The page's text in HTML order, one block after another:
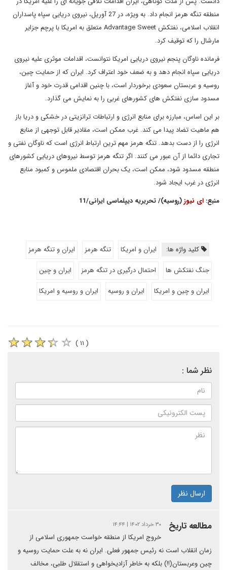
منطقه تنگه هرمز انجام داد. به ویژه، در 27 آوریل، نیروی دریایی سپاه پاسداران
انقلاب اسلامی، نفتکش Advantage Sweet متعلق به امریکا با پرچم جزایر
مارشال را که توقیف کرد.
فرمانده ناوگان پنجم نیروی دریایی امریکا نتوانست، اقدامات موثری علیه نیروی
دریایی سپاه انجام دهد و به ضعف خود اعتراف کرد. ایران که از حمایت چین،
روسیه و عربستان سعودی برخوردار است، با چنین اقدامی قدرت خود و آغاز
مسدود سازی نفتکش های کشورهای غربی را به نمایش می گذارد.
بر این اساس، مبارزه برای منابع انرژی و ارتباطات ترانزیتی در خشکی و دریا باز
هم ماهیت تضاد پیدا می کند. غرب ممکن است، مقادیر قابل توجهی از منابع
انرژی را از دست بدهد. تنگه هرمز مهم ترین ارتباط انرژی است که ناوگان نفتی و
تجاری دائما از آن عبور می کنند. اگر تنگه هرمز توسط نیروهای دریایی کشورهای
منطقه مسدود شود، ممکن است، یک بحران اقتصادی ملموس و کمبود منابع
انرژی در غرب ایجاد شود.
منبع: ای نیوز(روسیه)/ تحریریه دیپلماسی ایرانی/11
کلید واژه ها: ایران و امریکا تنگه هرمز
ایران و تنگه هرمز
جنگ نفتکش ها
احتمال درگیری در تنگه هرمز
ایران و چین
ایران و چین و امریکا
ایران و روسیه ایران و روسیه و امریکا
( ۱۱ )
نظر شما :
ارسال نظر
مطالعه تاریخ ۳۰ خرداد ۱۴۰۲ | ۱۴:۴۴
خروج امریکا از منطقه خواست جمهوری اسلامی از
زمان انقلاب است نه رئیس جمهور فعلی. ایران نه به علت حمایت روسیه و
چین وعربستان(!!) بلکه به خاطر آزادیخواهی و استقلال طلبی، مخالف